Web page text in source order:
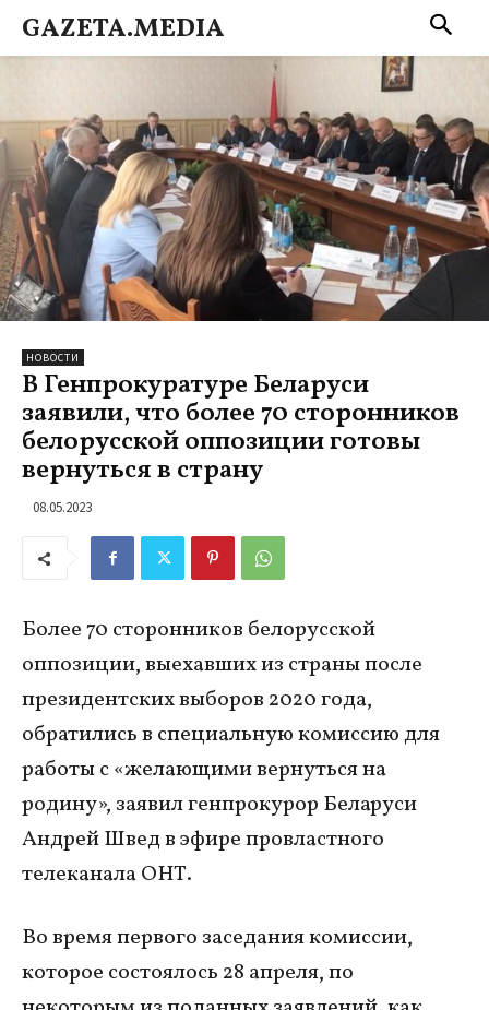
GAZETA.MEDIA
НОВОСТИ
В Генпрокуратуре Беларуси
заявили, что более 70 сторонников
белорусской оппозиции готовы
вернуться в страну
08.05.2023
Более 70 сторонников белорусской
оппозиции, выехавших из страны после
президентских выборов 2020 года,
обратились в специальную комиссию для
работы с «желающими вернуться на
родину», заявил генпрокурор Беларуси
Андрей Швед в эфире провластного
телеканала ОНТ.
Во время первого заседания комиссии,
которое состоялось 28 апреля, по